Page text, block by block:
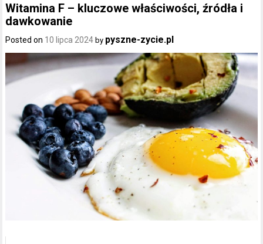
Witamina F – kluczowe właściwości, źródła i
dawkowanie
Posted on 10 lipca 2024 by pyszne-zycie.pl